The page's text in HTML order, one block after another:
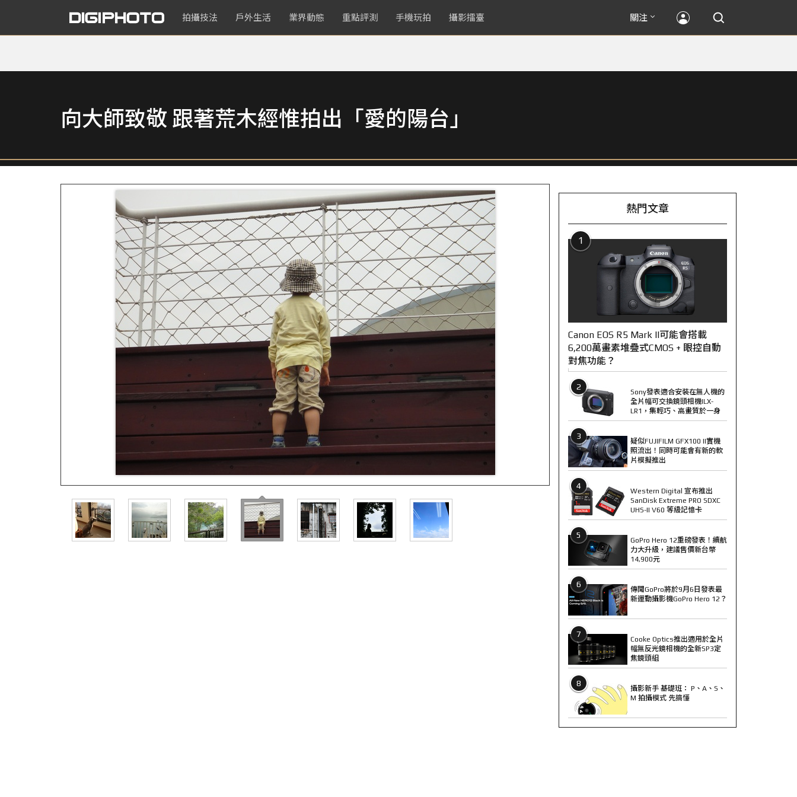
拍攝技法 戶外生活 業界動態 重點評測 手機玩拍 攝影擂臺 關注
向大師致敬 跟著荒木經惟拍出「愛的陽台」
熱門文章
1
Canon EOS R5 Mark II可能會搭載
6,200萬畫素堆疊式CMOS + 眼控自動
對焦功能？
2
Sony發表適合安裝在無人機的
全片幅可交換鏡頭相機ILX-
LR1，集輕巧、高畫質於一身
3
疑似FUJIFILM GFX100 II實機
照流出！同時可能會有新的軟
片模擬推出
4
Western Digital 宣布推出
SanDisk Extreme PRO SDXC
UHS-II V60 等級記憶卡
5
GoPro Hero 12重磅發表！續航
力大升級，建議售價新台幣
14,900元
6
傳聞GoPro將於9月6日發表最
新運動攝影機GoPro Hero 12？
7
Cooke Optics推出適用於全片
幅無反光鏡相機的全新SP3定
焦鏡頭組
8
攝影新手 基礎班： P、A、S、
M 拍攝模式 先搞懂